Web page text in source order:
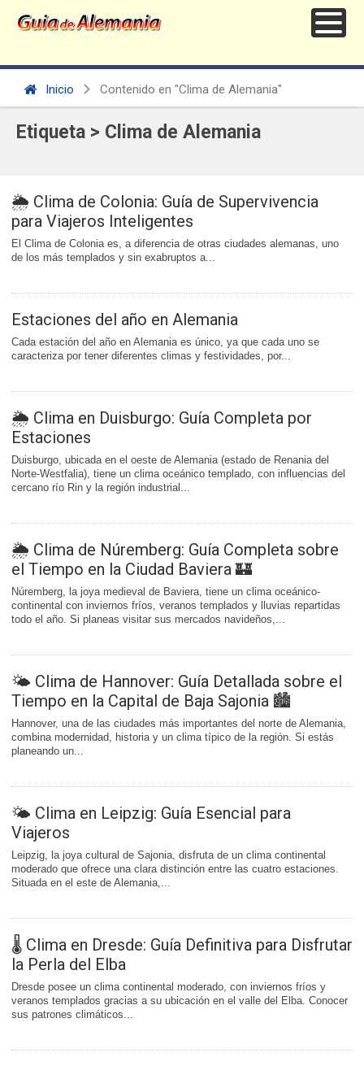
Inicio Contenido en "Clima de Alemania"
Etiqueta > Clima de Alemania
🌦️ Clima de Colonia: Guía de Supervivencia
para Viajeros Inteligentes
El Clima de Colonia es, a diferencia de otras ciudades alemanas, uno
de los más templados y sin exabruptos a...
Estaciones del año en Alemania
Cada estación del año en Alemania es único, ya que cada uno se
caracteriza por tener diferentes climas y festividades, por...
🌦️ Clima en Duisburgo: Guía Completa por
Estaciones
Duisburgo, ubicada en el oeste de Alemania (estado de Renania del
Norte-Westfalia), tiene un clima oceánico templado, con influencias del
cercano río Rin y la región industrial...
🌦️ Clima de Núremberg: Guía Completa sobre
el Tiempo en la Ciudad Baviera 🏰
Núremberg, la joya medieval de Baviera, tiene un clima oceánico-
continental con inviernos fríos, veranos templados y lluvias repartidas
todo el año. Si planeas visitar sus mercados navideños,...
🌤️ Clima de Hannover: Guía Detallada sobre el
Tiempo en la Capital de Baja Sajonia 🏙️
Hannover, una de las ciudades más importantes del norte de Alemania,
combina modernidad, historia y un clima típico de la región. Si estás
planeando un...
🌤️ Clima en Leipzig: Guía Esencial para
Viajeros
Leipzig, la joya cultural de Sajonia, disfruta de un clima continental
moderado que ofrece una clara distinción entre las cuatro estaciones.
Situada en el este de Alemania,...
🌡️ Clima en Dresde: Guía Definitiva para Disfrutar
la Perla del Elba
Dresde posee un clima continental moderado, con inviernos fríos y
veranos templados gracias a su ubicación en el valle del Elba. Conocer
sus patrones climáticos...